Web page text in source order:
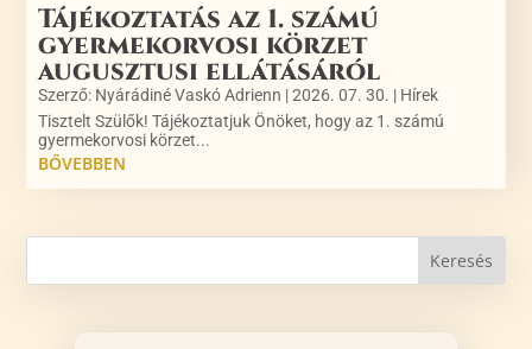
Tájékoztatás az 1. számú
gyermekorvosi körzet
augusztusi ellátásáról
Szerző: Nyárádiné Vaskó Adrienn |2026. 07. 30. | Hírek
Tisztelt Szülők! Tájékoztatjuk Önöket, hogy az 1. számú
gyermekorvosi körzet...
BŐVEBBEN